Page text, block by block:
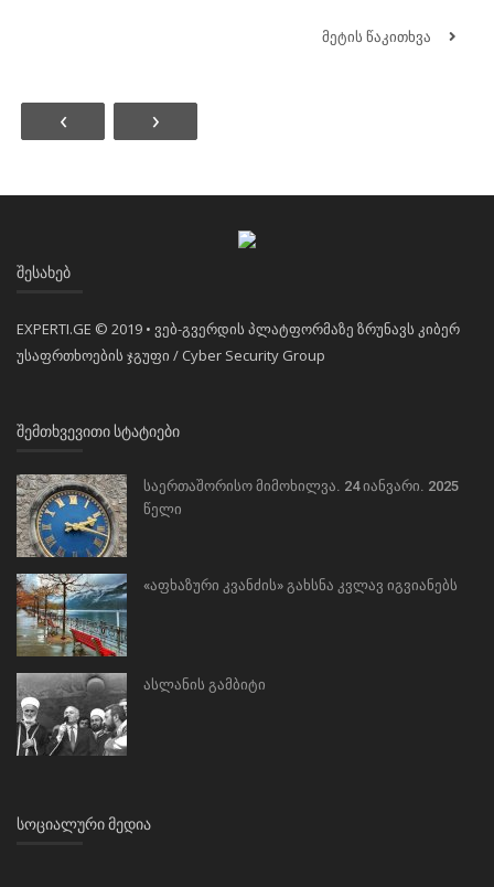
მეტის წაკითხვა
‹ ›
ᲨᲔᲡᲐᲮᲔᲑ
EXPERTI.GE © 2019 • ვებ-გვერდის პლატფორმაზე ზრუნავს კიბერ
უსაფრთხოების ჯგუფი / Cyber Security Group
ᲨᲔᲛᲗᲮᲕᲔᲕᲘᲗᲘ ᲡᲢᲐᲢᲘᲔᲑᲘ
საერთაშორისო მიმოხილვა. 24 იანვარი. 2025
წელი
«აფხაზური კვანძის» გახსნა კვლავ იგვიანებს
ასლანის გამბიტი
ᲡᲝᲪᲘᲐᲚᲣᲠᲘ ᲛᲔᲓᲘᲐ